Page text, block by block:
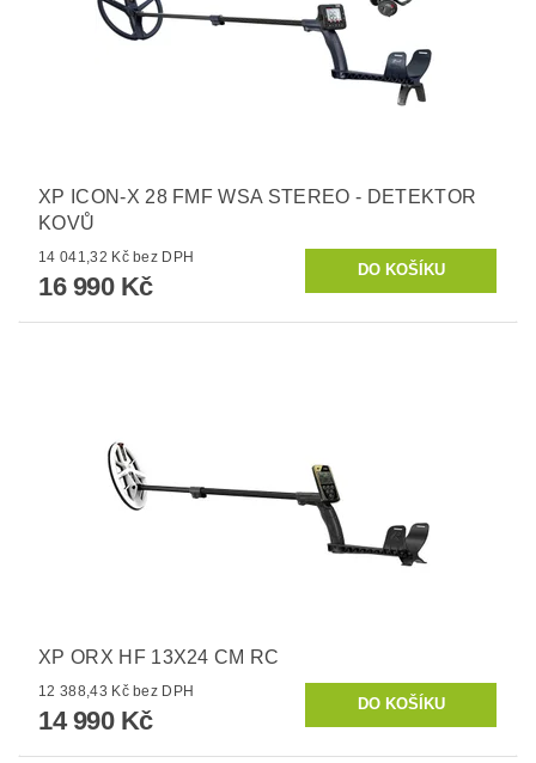
XP ICON-X 28 FMF WSA STEREO - DETEKTOR
KOVŮ
14 041,32 Kč bez DPH
16 990 Kč
XP ORX HF 13X24 CM RC
12 388,43 Kč bez DPH
14 990 Kč